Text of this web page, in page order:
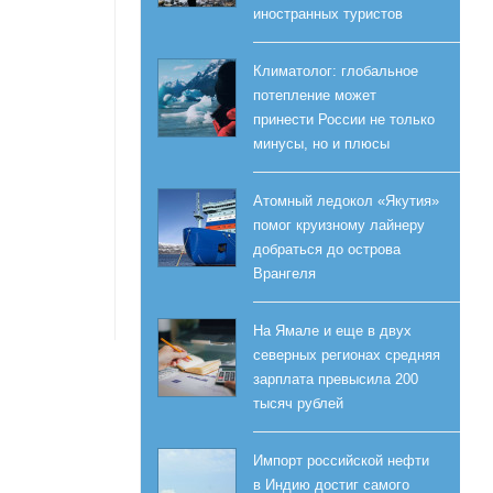
иностранных туристов
Климатолог: глобальное
потепление может
принести России не только
минусы, но и плюсы
Атомный ледокол «Якутия»
помог круизному лайнеру
добраться до острова
Врангеля
На Ямале и еще в двух
северных регионах средняя
зарплата превысила 200
тысяч рублей
Импорт российской нефти
в Индию достиг самого